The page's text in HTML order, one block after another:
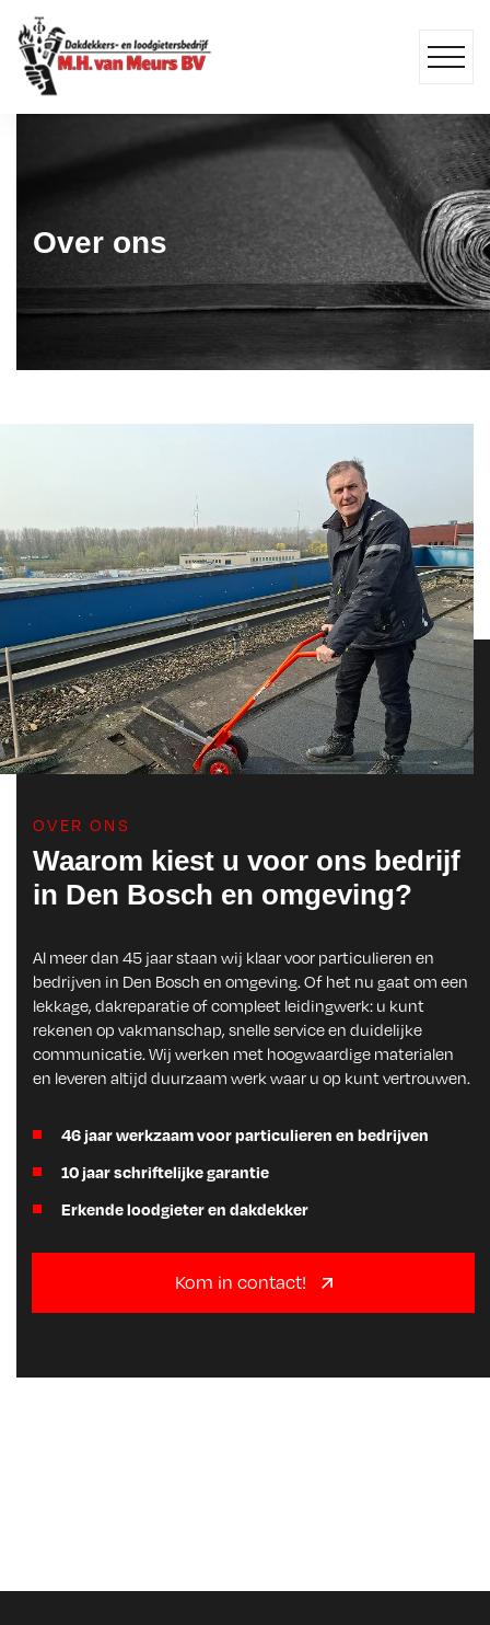
Over ons
OVER ONS
Waarom kiest u voor ons bedrijf
in Den Bosch en omgeving?
Al meer dan 45 jaar staan wij klaar voor particulieren en
bedrijven in Den Bosch en omgeving. Of het nu gaat om een
lekkage, dakreparatie of compleet leidingwerk: u kunt
rekenen op vakmanschap, snelle service en duidelijke
communicatie. Wij werken met hoogwaardige materialen
en leveren altijd duurzaam werk waar u op kunt vertrouwen.
46 jaar werkzaam voor particulieren en bedrijven
10 jaar schriftelijke garantie
Erkende loodgieter en dakdekker
Kom in contact!